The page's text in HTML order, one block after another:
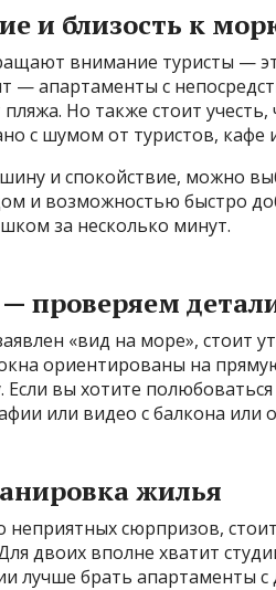
и близость к
внимание туристы —
— апартаменты с
Но также стоит
с шумом от туристов, кафе
и спокойствие, можно
и возможностью быстро
за несколько минут.
проверяем
«вид на море», стоит
ориентированы на
вы хотите полюбоваться
или видео с балкона или
жилья
неприятных сюрпризов,
двоих вполне хватит
лучше брать апартаменты с